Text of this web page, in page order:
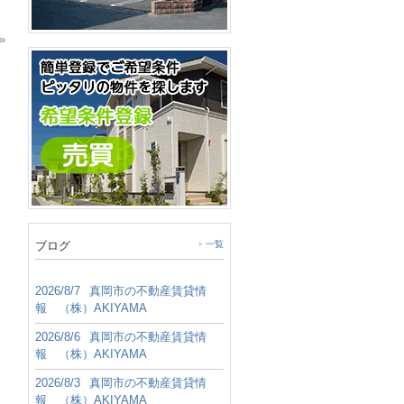
ブログ 一覧
2026/8/7
真岡市の不動産賃貸情
報 （株）AKIYAMA
2026/8/6
真岡市の不動産賃貸情
報 （株）AKIYAMA
2026/8/3
真岡市の不動産賃貸情
報 （株）AKIYAMA